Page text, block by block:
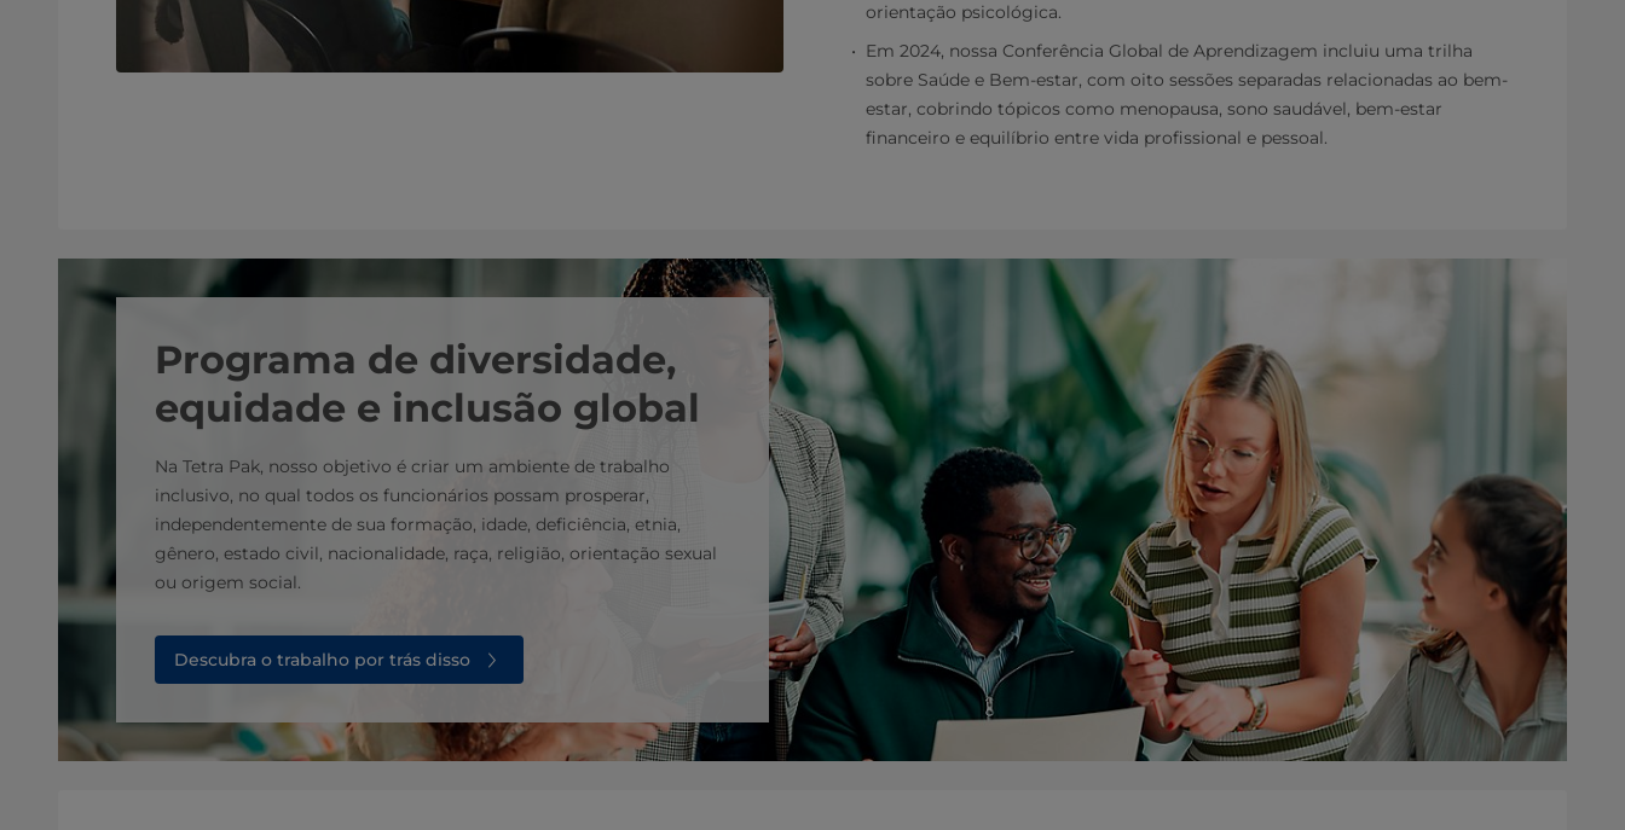
orientação psicológica.
Em 2024, nossa Conferência Global de Aprendizagem incluiu uma trilha
sobre Saúde e Bem-estar, com oito sessões separadas relacionadas ao bem-
estar, cobrindo tópicos como menopausa, sono saudável, bem-estar
financeiro e equilíbrio entre vida profissional e pessoal.
Programa de diversidade,
equidade e inclusão global
Na Tetra Pak, nosso objetivo é criar um ambiente de trabalho
inclusivo, no qual todos os funcionários possam prosperar,
independentemente de sua formação, idade, deficiência, etnia,
gênero, estado civil, nacionalidade, raça, religião, orientação sexual
ou origem social.
Descubra o trabalho por trás disso